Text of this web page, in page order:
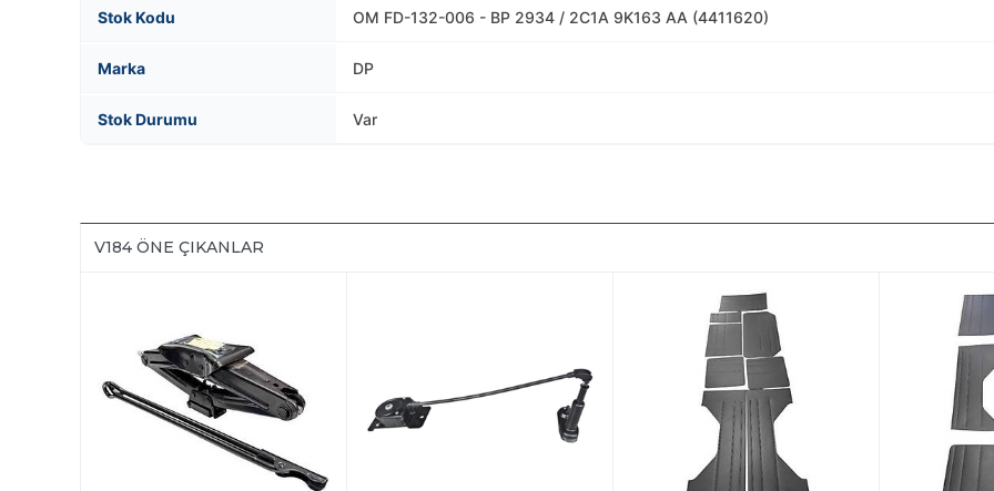
Stok Kodu OM FD-132-006 - BP 2934 / 2C1A 9K163 AA (4411620)
Marka DP
Stok Durumu Var
V184 ÖNE ÇIKANLAR